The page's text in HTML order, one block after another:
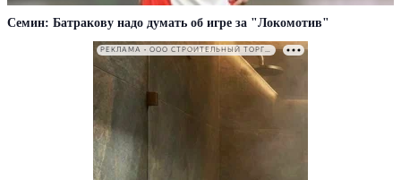
Семин: Батракову надо думать об игре за "Локомотив"
РЕКЛАМА • ООО СТРОИТЕЛЬНЫЙ ТОРГОВЫЙ ДОМ «ПЕТРОВИЧ». ИНН: 7802348846